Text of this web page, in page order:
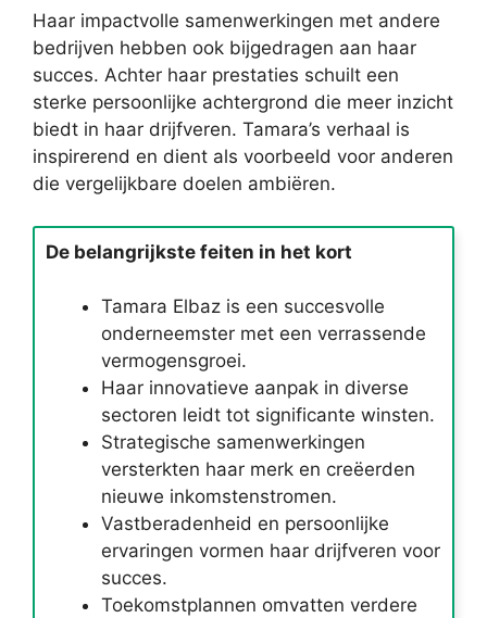
Haar impactvolle samenwerkingen met andere
bedrijven hebben ook bijgedragen aan haar
succes. Achter haar prestaties schuilt een
sterke persoonlijke achtergrond die meer inzicht
biedt in haar drijfveren. Tamara’s verhaal is
inspirerend en dient als voorbeeld voor anderen
die vergelijkbare doelen ambiëren.
De belangrijkste feiten in het kort
Tamara Elbaz is een succesvolle
onderneemster met een verrassende
vermogensgroei.
Haar innovatieve aanpak in diverse
sectoren leidt tot significante winsten.
Strategische samenwerkingen
versterkten haar merk en creëerden
nieuwe inkomstenstromen.
Vastberadenheid en persoonlijke
ervaringen vormen haar drijfveren voor
succes.
Toekomstplannen omvatten verdere